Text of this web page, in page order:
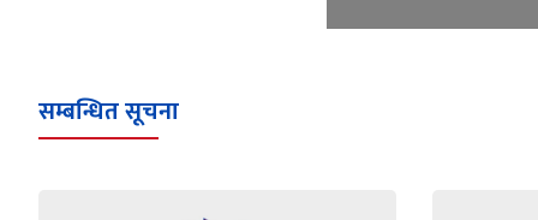
सम्बन्धित सूचना